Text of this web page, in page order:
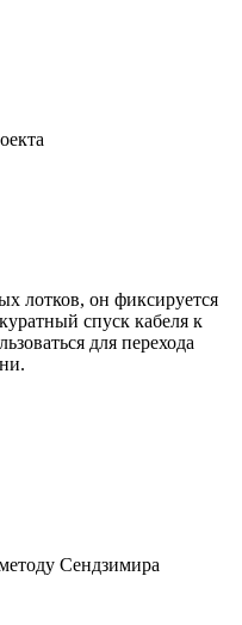
лотков, он фиксируется
спуск кабеля к
для перехода
Сендзимира